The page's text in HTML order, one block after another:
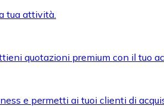
tua attività.
quotazioni premium con il tuo
e permetti ai tuoi clienti di